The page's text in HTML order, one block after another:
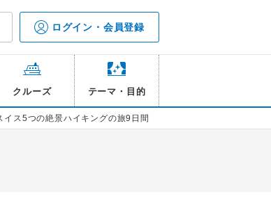
ログイン・会員登録
クルーズ テーマ・目的
ス5つの絶景ハイキングの旅9日間